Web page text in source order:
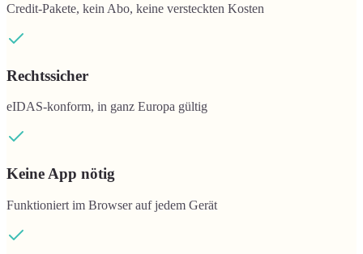
Credit-Pakete, kein Abo, keine versteckten Kosten
Rechtssicher
eIDAS-konform, in ganz Europa gültig
Keine App nötig
Funktioniert im Browser auf jedem Gerät